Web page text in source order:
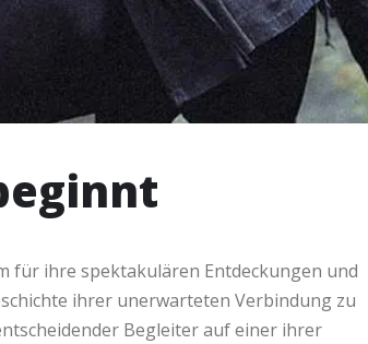
für ihre spektakulären Entdeckungen und
ihrer unerwarteten Verbindung zu
Begleiter auf einer ihrer